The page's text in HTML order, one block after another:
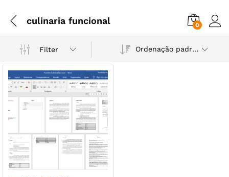
culinaria funcional 0
Filter Ordenação padrão